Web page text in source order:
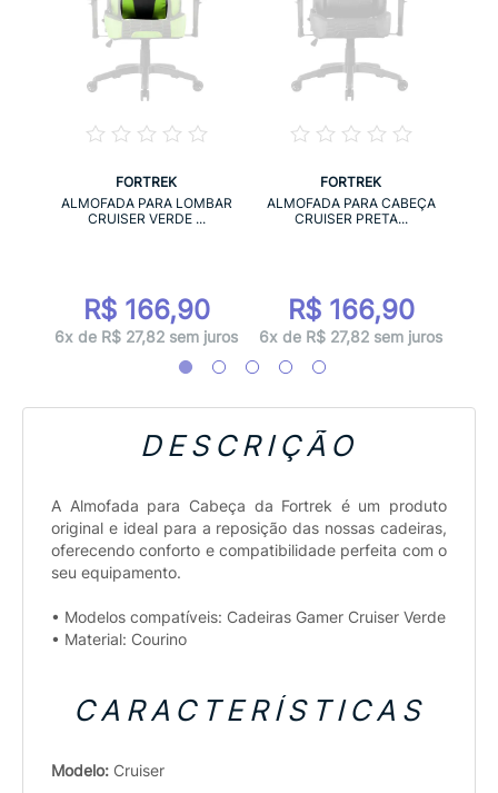
FORTREK
ALMOFADA PARA LOMBAR
CRUISER VERDE ...
R$ 166,90
6x de R$ 27,82 sem juros
FORTREK
ALMOFADA PARA CABEÇA
CRUISER PRETA...
R$ 166,90
6x de R$ 27,82 sem juros
DESCRIÇÃO
A Almofada para Cabeça da Fortrek é um produto
original e ideal para a reposição das nossas cadeiras,
oferecendo conforto e compatibilidade perfeita com o
seu equipamento.
• Modelos compatíveis: Cadeiras Gamer Cruiser Verde
• Material: Courino
CARACTERÍSTICAS
Modelo: Cruiser